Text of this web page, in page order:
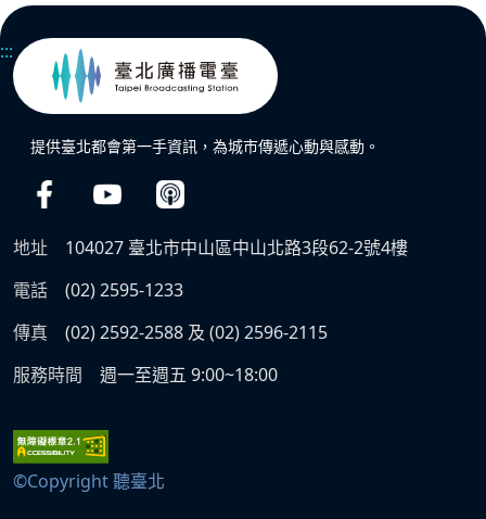
:::
提供臺北都會第一手資訊，為城市傳遞心動與感動。
地址
104027 臺北市中山區中山北路3段62-2號4樓
電話
(02) 2595-1233
傳真
(02) 2592-2588 及 (02) 2596-2115
服務時間
週一至週五 9:00~18:00
©Copyright 聽臺北